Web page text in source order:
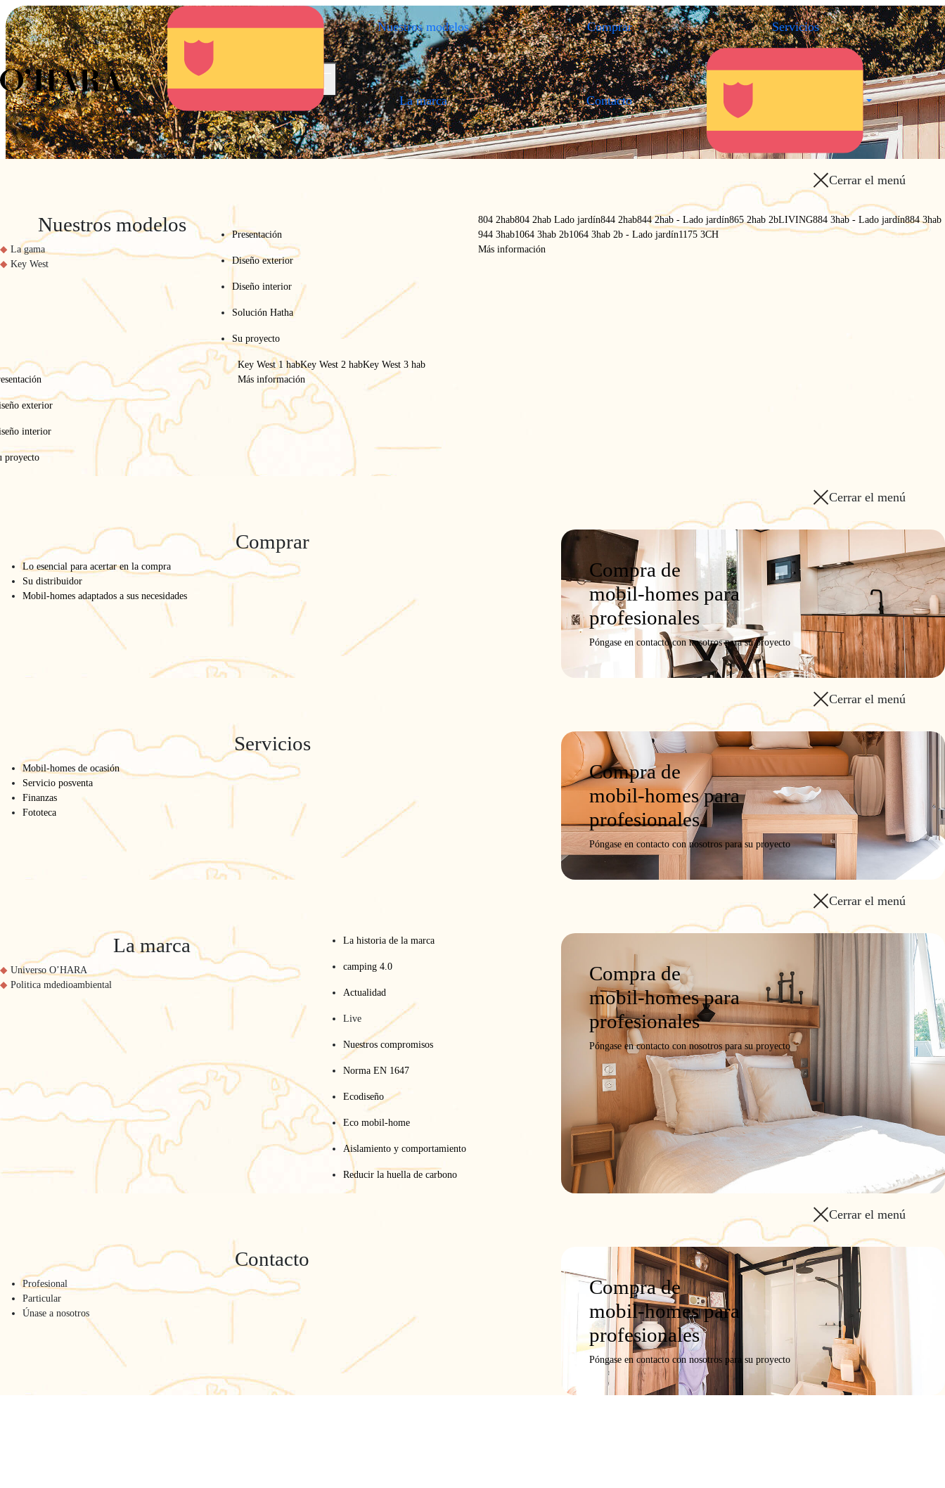
Abrir / Cerrar el menú
Nuestros modelos . Comprar . Servicios .
La marca . Contacto
Cerrar el menú
Nuestros modelos
La gama
Key West
Presentación
Diseño exterior
Diseño interior
Solución Hatha
Su proyecto
804 2hab804 2hab Lado jardín844 2hab844 2hab - Lado jardín865 2hab 2bLIVING884 3hab - Lado jardín884 3hab
944 3hab1064 3hab 2b1064 3hab 2b - Lado jardín1175 3CH
Más información
exterior
interior
proyecto
Key West 1 habKey West 2 habKey West 3 hab
Más información
Cerrar el menú
Comprar
Lo esencial para acertar en la compra
Su distribuidor
Mobil-homes adaptados a sus necesidades
Compra de
mobil-homes para
profesionales
Póngase en contacto con nosotros para su proyecto
Cerrar el menú
Servicios
Mobil-homes de ocasión
Servicio posventa
Finanzas
Fototeca
Compra de
mobil-homes para
profesionales
Póngase en contacto con nosotros para su proyecto
Cerrar el menú
La marca
Universo O’HARA
Politica mdedioambiental
La historia de la marca
camping 4.0
Actualidad
Live
Nuestros compromisos
Norma EN 1647
Ecodiseño
Eco mobil-home
Aislamiento y comportamiento
Reducir la huella de carbono
Compra de
mobil-homes para
profesionales
Póngase en contacto con nosotros para su proyecto
Cerrar el menú
Contacto
Profesional
Particular
Únase a nosotros
Compra de
mobil-homes para
profesionales
Póngase en contacto con nosotros para su proyecto
Solución Hatha
Solución Hatha